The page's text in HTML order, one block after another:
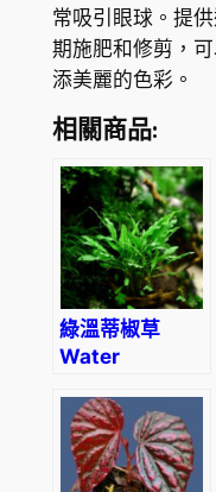
常吸引眼球。提
期施肥和修剪，
添美麗的色彩。
相關商品:
綠溫蒂椒草
Water
(Cryptocoryne
wendtii
‘Green’)